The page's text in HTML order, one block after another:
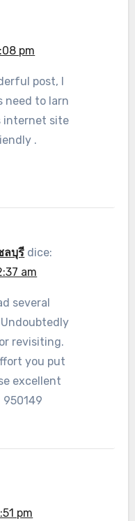
pm
post, I
need to larn
internet site
.
ลบุรี dice:
am
several
revisiting.
you put
excellent
pm